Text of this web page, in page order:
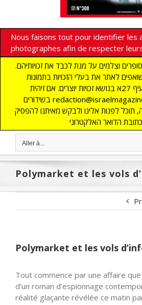
Nous faisons tout pour identifier les
photographes afin de respecter
וצלמים על מנת לכבד את זכויותיהם.
לאתר את בעלי הזכויות בתמונות
המגיעות אלינו כנדרש בסעיף 27א בנושא זכויות יוצרים. אם זיהית
בשידורים redaction@israelmagazine.co.il שלנו תמונה שאתה
תוכל לפנות אלינו ולבקש מאיתנו להפסיק
הדואר האלקטרוני
Aller à...
Polymarket et les vols
Polymarket et les vols
Tout commence par une affaire
d’un roman d’espionnage
réalité glaçante révélée ce matin